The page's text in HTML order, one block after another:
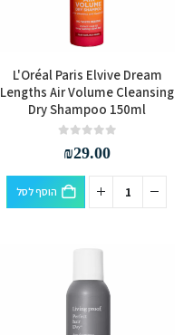
L'Oréal Paris Elvive Dream
Lengths Air Volume Cleansing
Dry Shampoo 150ml
₪29.00
הוסף לסל